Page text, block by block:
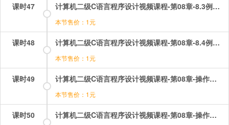
课时47 计算机二级C语言程序设计视频课程-第08章-8.3例题讲解（1）.mp4
本节售价：1元
课时48 计算机二级C语言程序设计视频课程-第08章-8.4例题讲解（2）.mp4
本节售价：1元
课时49 计算机二级C语言程序设计视频课程-第08章-操作：指针函数选择题讲解（1）.mp4
本节售价：1元
课时50 计算机二级C语言程序设计视频课程-第08章-操作：指针函数选择题讲解（2）.mp4